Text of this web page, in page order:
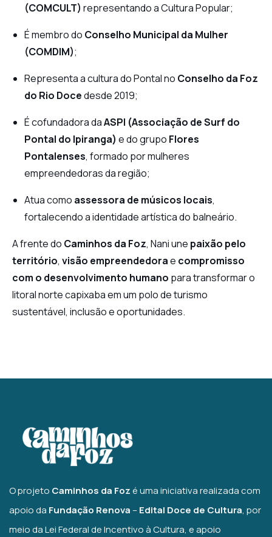
(COMCULT) representando a Cultura Popular;
É membro do Conselho Municipal da Mulher
(COMDIM);
Representa a cultura do Pontal no Conselho da Foz
do Rio Docedesde 2019;
É cofundadora daASPI (Associação de Surf do
Pontal do Ipiranga) e do grupo Flores
Pontalenses, formado por mulheres
empreendedoras da região;
Atua como assessora de músicos locais,
fortalecendo a identidade artística do balneário.
A frente do Caminhos da Foz, Nani une paixão pelo
território, visão empreendedorae compromisso
com o desenvolvimento humano para transformar o
litoral norte capixaba em um polo de turismo
sustentável, inclusão e oportunidades.
O projeto Caminhos da Fozé uma iniciativa realizada com
apoio da Fundação Renova –Edital Doce de Cultura, por
meio da Lei Federal de Incentivo à Cultura, e apoio